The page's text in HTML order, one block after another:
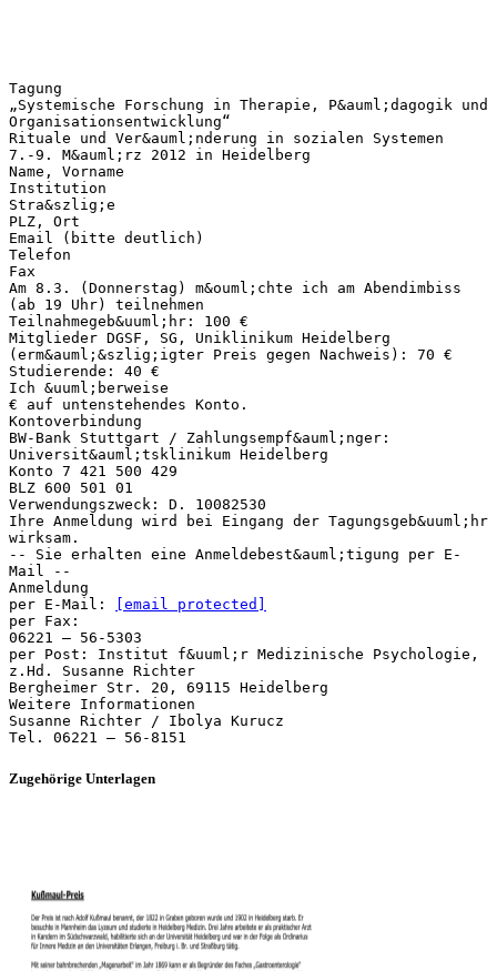
Tagung
„Systemische Forschung in Therapie, P&auml;dagogik und
Organisationsentwicklung“
Rituale und Ver&auml;nderung in sozialen Systemen
7.-9. M&auml;rz 2012 in Heidelberg
Name, Vorname
Institution
Stra&szlig;e
PLZ, Ort
Email (bitte deutlich)
Telefon
Fax
Am 8.3. (Donnerstag) m&ouml;chte ich am Abendimbiss
(ab 19 Uhr) teilnehmen
Teilnahmegeb&uuml;hr: 100 €
Mitglieder DGSF, SG, Uniklinikum Heidelberg
(erm&auml;&szlig;igter Preis gegen Nachweis): 70 €
Studierende: 40 €
Ich &uuml;berweise
€ auf untenstehendes Konto.
Kontoverbindung
BW-Bank Stuttgart / Zahlungsempf&auml;nger:
Universit&auml;tsklinikum Heidelberg
Konto 7 421 500 429
BLZ 600 501 01
Verwendungszweck: D. 10082530
Ihre Anmeldung wird bei Eingang der Tagungsgeb&uuml;hr
wirksam.
-- Sie erhalten eine Anmeldebest&auml;tigung per E-
Mail --
Anmeldung
per E-Mail:
[email protected]
per Fax:
06221 – 56-5303
per Post: Institut f&uuml;r Medizinische Psychologie,
z.Hd. Susanne Richter
Bergheimer Str. 20, 69115 Heidelberg
Weitere Informationen
Susanne Richter / Ibolya Kurucz
Zugehörige Unterlagen